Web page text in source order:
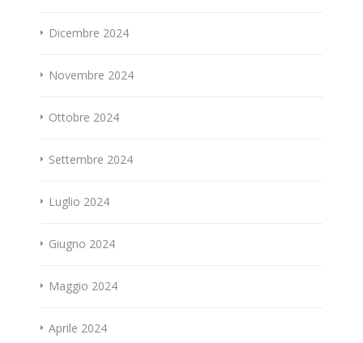
Dicembre 2024
Novembre 2024
Ottobre 2024
Settembre 2024
Luglio 2024
Giugno 2024
Maggio 2024
Aprile 2024